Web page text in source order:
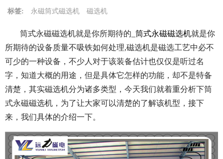
标签: 永磁筒式磁选机 磁选机
筒式永磁磁选机就是你所期待的_ 筒式永磁磁选机就是你
所期待的设备质量不吸铁如何处理,磁选机是磁选工艺中必不
可少的一种设备，不少人对于该装备估计也仅仅是听过名
字，知道大概的用途，但是具体它怎样的功能，却不是特备
清楚，其实磁选机分为诸多类型，今天我们就着重分析下筒
式永磁磁选机，为了让大家可以清楚的了解该机型，接下
来，我们具体的介绍一下。